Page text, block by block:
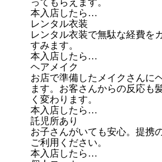
本入店したら…
レンタル衣装
レンタル衣装で無駄な経費を
すみます。
本入店したら…
ヘアメイク
お店で準備したメイクさんに
ます。お客さんからの反応も
く変わります。
本入店したら…
託児所あり
お子さんがいても安心。提携
ご利用ください。
本入店したら…